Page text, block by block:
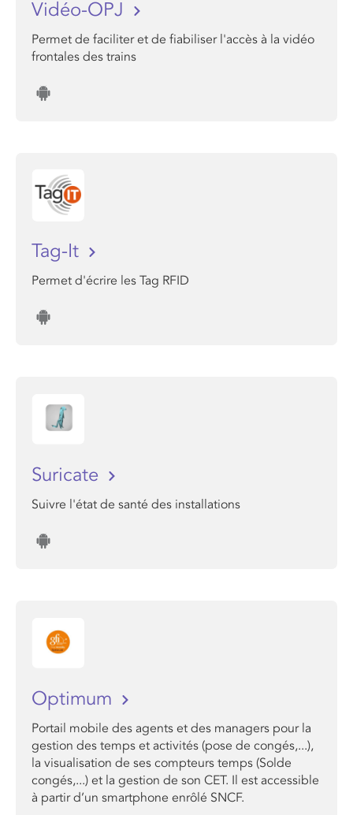
Vidéo-OPJ
Permet de faciliter et de fiabiliser l'accès à la vidéo
frontales des trains
Tag-It
Permet d'écrire les Tag RFID
Suricate
Suivre l'état de santé des installations
Optimum
Portail mobile des agents et des managers pour la
gestion des temps et activités (pose de congés,...),
la visualisation de ses compteurs temps (Solde
congés,...) et la gestion de son CET. Il est accessible
à partir d’un smartphone enrôlé SNCF.